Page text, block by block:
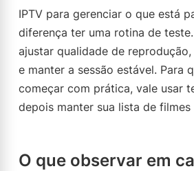
IPTV para gerenciar o que está
diferença ter uma rotina de
ajustar qualidade de
e manter a sessão estável. Para
começar com prática, vale usar
depois manter sua lista de
O que observar em